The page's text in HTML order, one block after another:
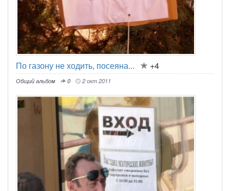
По газону не ходить, посеяна... +4
Общий альбом 0 2 окт 2011